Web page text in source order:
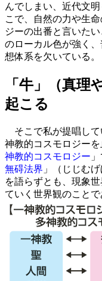
んでしまい、近代文
こで、自然の力や生
ジーの出番と言いた
のローカル色が強く
想体系を欠いている。
「牛」（真理
起こる
そこで私が提唱して
神教的コスモロジー
神教的コスモロジー
無碍法界 」（じじむ
を語らずとも、現象
ていく世界観のことで